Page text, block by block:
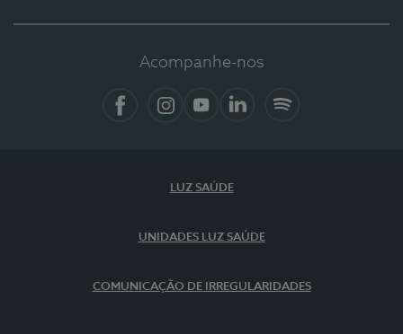
Acompanhe-nos
LUZ SAÚDE
UNIDADES LUZ SAÚDE
COMUNICAÇÃO DE IRREGULARIDADES